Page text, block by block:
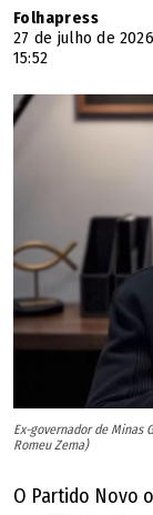
Folhapress
27 de julho de
15:52
Ex-governador de Minas
Romeu Zema)
O Partido Novo